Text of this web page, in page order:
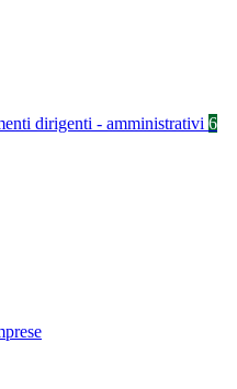
dirigenti - amministrativi 6